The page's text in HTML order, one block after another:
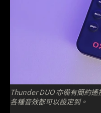
Thunder DUO 亦備有簡約
各種音效都可以設定到。